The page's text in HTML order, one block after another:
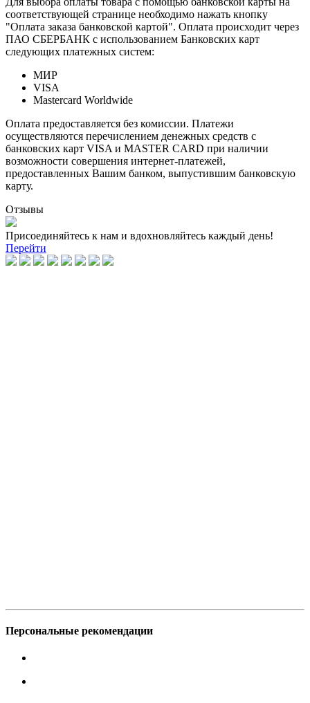
соответствующей странице необходимо нажать кнопку
"Оплата заказа банковской картой". Оплата происходит через
ПАО СБЕРБАНК с использованием Банковских карт
следующих платежных систем:
МИР
VISA
Mastercard Worldwide
Оплата предоставляется без комиссии. Платежи
осуществляются перечислением денежных средств с
банковских карт VISA и MASTER CARD при наличии
возможности совершения интернет-платежей,
предоставленных Вашим банком, выпустившим банковскую
карту.
Отзывы
Присоединяйтесь к нам и вдохновляйтесь каждый день!
Перейти
Персональные рекомендации